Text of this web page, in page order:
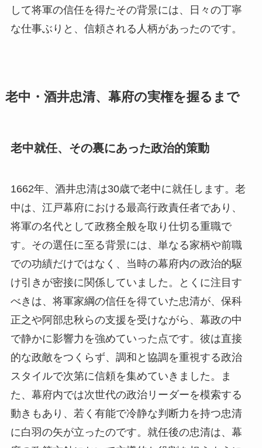
して将軍の信任を得たその背景には、日々の丁寧
な仕事ぶりと、信頼される人柄があったのです。
老中・酒井忠清、幕府の実権を握るまで
老中就任、その裏にあった政治的策動
1662年、酒井忠清は30歳で老中に就任します。老
中は、江戸幕府における最高行政責任者であり、
将軍の名代として政務全般を取り仕切る重職で
す。その選任に至る背景には、単なる家柄や前職
での功績だけではなく、当時の幕府内の政治的駆
け引きが密接に関係していました。とくに注目す
べきは、将軍家綱の信任を得ていた忠清が、保科
正之や阿部忠秋らの支援を受けながら、幕政の中
で静かに影響力を強めていった点です。彼は直接
的な政敵をつくらず、調和と協調を重視する政治
スタイルで次第に信頼を集めていきました。ま
た、幕府内では次世代の政治リーダーを模索する
動きもあり、若く有能で冷静な判断力を持つ忠清
に白羽の矢が立ったのです。就任後の忠清は、幕